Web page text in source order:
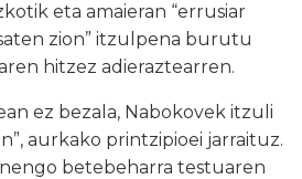
eta amaieran “errusiar
zion” itzulpena burutu
hitzez adieraztearren.
ez bezala, Nabokovek itzuli
aurkako printzipioei jarraituz.
betebeharra testuaren